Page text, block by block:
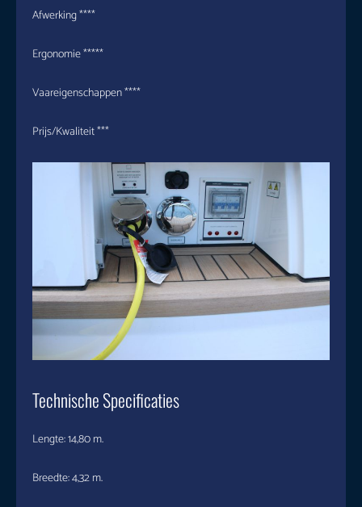
Afwerking ****
Ergonomie *****
Vaareigenschappen ****
Prijs/Kwaliteit ***
Technische Specificaties
Lengte: 14,80 m.
Breedte: 4,32 m.